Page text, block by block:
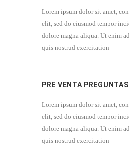
Lorem ipsum dolor sit amet,
elit, sed do eiusmod tempor
dolore magna aliqua. Ut enim
quis nostrud exercitation
PRE VENTA PREGUNTAS
Lorem ipsum dolor sit amet,
elit, sed do eiusmod tempor
dolore magna aliqua. Ut enim
quis nostrud exercitation